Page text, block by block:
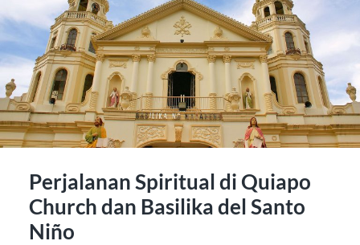
Perjalanan Spiritual di Quiapo
Church dan Basilika del Santo
Niño